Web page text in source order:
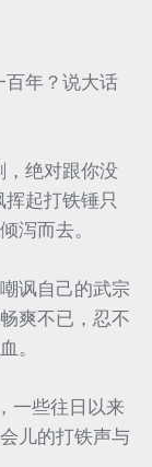
百年？说大话
，绝对跟你没
挥起打铁锤只
泻而去。
讽自己的武宗
爽不已，忍不
。
一些往日以来
儿的打铁声与